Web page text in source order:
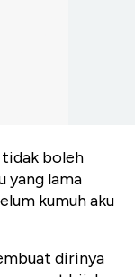
tidak boleh
yang lama
kumuh aku
dirinya